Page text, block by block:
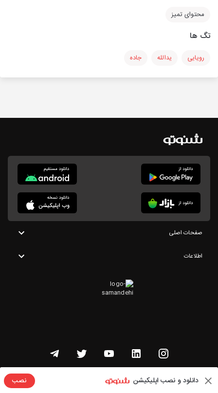
محتوای تمیز
تگ ها
رویایی یدالله جاده
دانلود و نصب اپلیکیشن نصب
صفحات اصلی
اطلاعات
تمامی حقوق این وبسایت متعلق به شنوتو است